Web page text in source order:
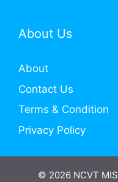
About Us
About
Contact Us
Terms & Condition
Privacy Policy
© 2026 NCVT MIS